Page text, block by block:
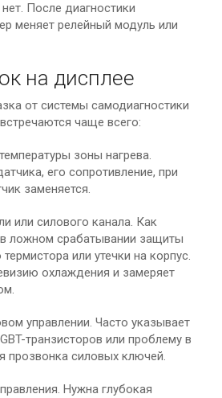
После диагностики
меняет релейный модуль или
на дисплее
от системы самодиагностики
чаще всего:
зоны нагрева.
его сопротивление, при
заменяется.
или силового канала. Как
ложном срабатывании защиты
или утечки на корпус.
охлаждения и замеряет
управлении. Часто указывает
транзисторов или проблему в
прозвонка силовых ключей.
Нужна глубокая